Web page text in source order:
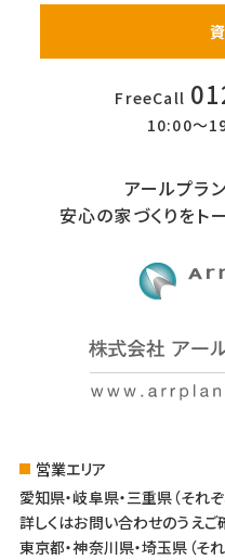
FreeCall
10:00〜
アールプラ
安心の家づくりをト
営業エリア
愛知県・岐阜県・三重県（それ
詳しくはお問い合わせのうえご
東京都・神奈川県・埼玉県（そ